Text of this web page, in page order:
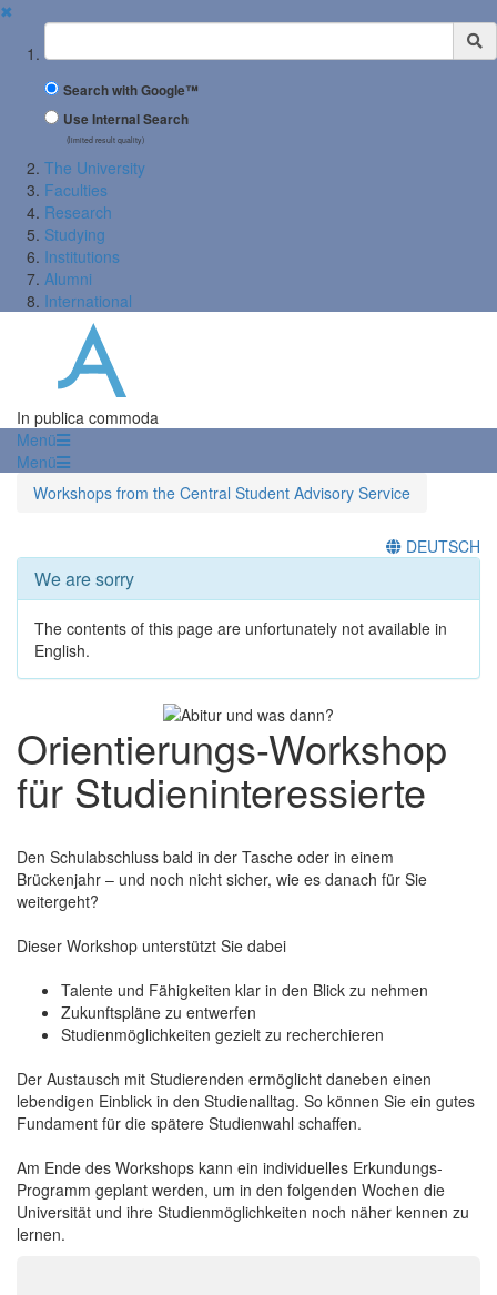
✖
Suchbegriff
Search with Google™
Use Internal Search
(limited result quality)
The University
Faculties
Research
Studying
Institutions
Alumni
International
In publica commoda
Menü
Menü
Workshops from the Central Student Advisory Service
DEUTSCH
We are sorry
The contents of this page are unfortunately not available in
English.
Orientierungs-Workshop
für Studieninteressierte
Den Schulabschluss bald in der Tasche oder in einem
Brückenjahr – und noch nicht sicher, wie es danach für Sie
weitergeht?
Dieser Workshop unterstützt Sie dabei
Talente und Fähigkeiten klar in den Blick zu nehmen
Zukunftspläne zu entwerfen
Studienmöglichkeiten gezielt zu recherchieren
Der Austausch mit Studierenden ermöglicht daneben einen
lebendigen Einblick in den Studienalltag. So können Sie ein gutes
Fundament für die spätere Studienwahl schaffen.
Am Ende des Workshops kann ein individuelles Erkundungs-
Programm geplant werden, um in den folgenden Wochen die
Universität und ihre Studienmöglichkeiten noch näher kennen zu
lernen.